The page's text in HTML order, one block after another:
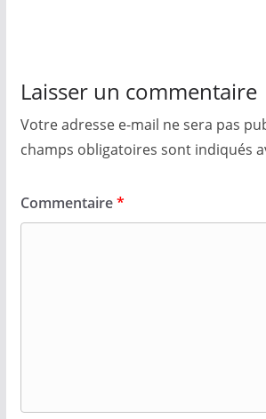
Laisser un commentaire
Votre adresse e-mail ne sera pas
champs obligatoires sont indiqués
Commentaire*